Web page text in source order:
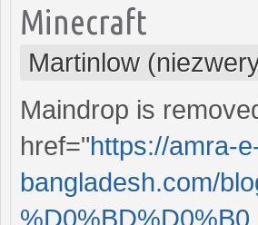
Minecraft
Martinlow
Maindrop is
href="https://amra-
bangladesh.com/
%D0%BD%D0%B0...